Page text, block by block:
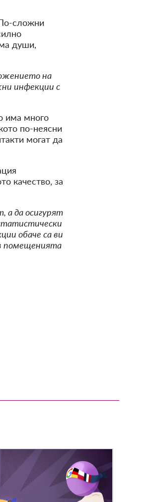
сложни
души,
на
инфекции с
има много
по-неясни
могат да
качество, за
а да осигурят
обаче са ви
помещенията